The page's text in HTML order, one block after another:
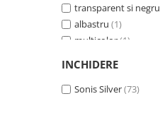
transparent si negru
albastru (1)
multicolor (1)
alb(1)
INCHIDERE
Sonis Silver(73)